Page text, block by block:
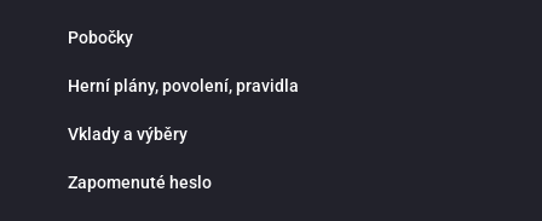
Pobočky
Herní plány, povolení, pravidla
Vklady a výběry
Zapomenuté heslo